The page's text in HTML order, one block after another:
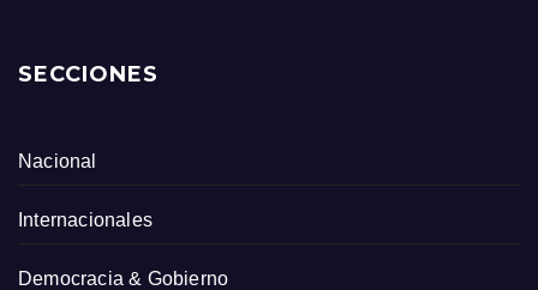
SECCIONES
Nacional
Internacionales
Democracia & Gobierno